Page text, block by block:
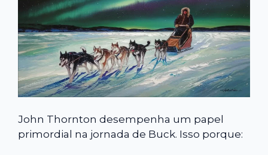
John Thornton desempenha um papel
primordial na jornada de Buck. Isso porque: